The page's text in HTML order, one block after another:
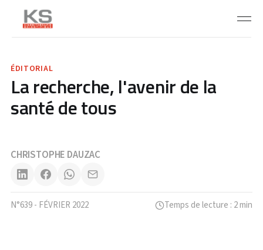
ÉDITORIAL
La recherche, l'avenir de la
santé de tous
CHRISTOPHE DAUZAC
N°639 - FÉVRIER 2022 Temps de lecture : 2 min